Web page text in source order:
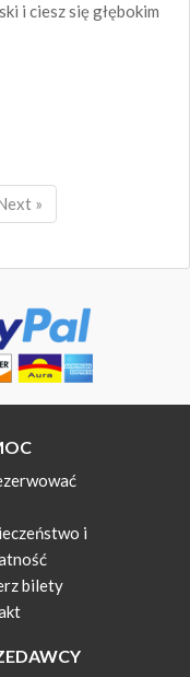
i ciesz się głębokim
»
i
bilety